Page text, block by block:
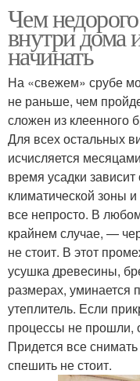
Чем
внутри дома
начинать
На «свежем» срубе
не раньше, чем
сложен из клеенного
Для всех остальных
исчисляется
время усадки
климатической зоны
все непросто. В
крайнем случае, —
не стоит. В этот
усушка древесины,
размерах,
утеплитель. Если
процессы не прошли,
Придется все
спешить не стоит.